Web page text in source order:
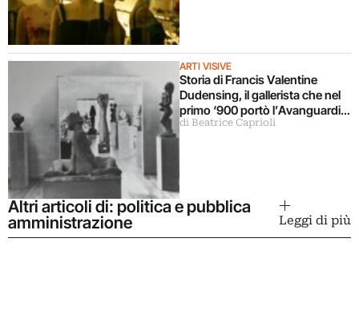
ARTI VISIVE
Storia di Francis Valentine
Dudensing, il gallerista che nel
primo ‘900 portò l’Avanguardia
Europea negli Stati Uniti
di Beatrice Caprioli
Altri articoli di: politica e pubblica
amministrazione
Leggi di più